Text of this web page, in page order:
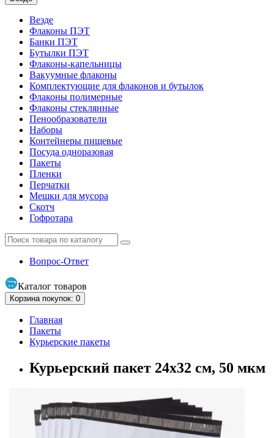
Везде
Флаконы ПЭТ
Банки ПЭТ
Бутылки ПЭТ
Флаконы-капельницы
Вакуумные флаконы
Комплектующие для флаконов и бутылок
Флаконы полимерные
Флаконы стеклянные
Пенообразователи
Наборы
Контейнеры пищевые
Посуда одноразовая
Пакеты
Пленки
Перчатки
Мешки для мусора
Скотч
Гофротара
Вопрос-Ответ
Каталог товаров
Корзина покупок: 0
Главная
Пакеты
Курьерские пакеты
Курьерский пакет 24х32 см, 50 мкм